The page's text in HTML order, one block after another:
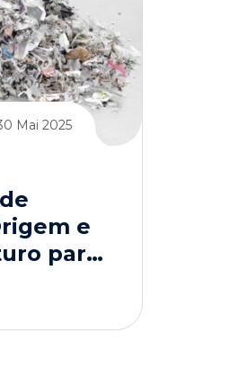
Mai 2025
e
para